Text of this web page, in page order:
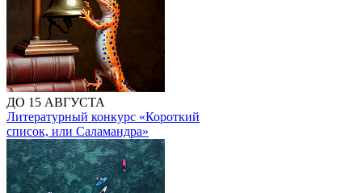
ДО 15 АВГУСТА
Литературный конкурс «Короткий
список, или Саламандра»